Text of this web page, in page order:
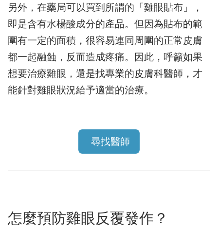
另外，在藥局可以買到所謂的「雞眼貼布」，
即是含有水楊酸成分的產品。但因為貼布的範
圍有一定的面積，很容易連同周圍的正常皮膚
都一起融蝕，反而造成疼痛。因此，呼籲如果
想要治療雞眼，還是找專業的皮膚科醫師，才
能針對雞眼狀況給予適當的治療。
尋找醫師
怎麼預防雞眼反覆發作？